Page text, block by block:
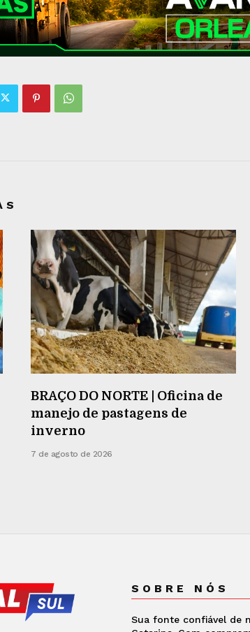
BRAÇO DO NORTE | Oficina de
manejo de pastagens de
inverno
7 de agosto de 2026
SOBRE NÓS
Sua fonte confiável de